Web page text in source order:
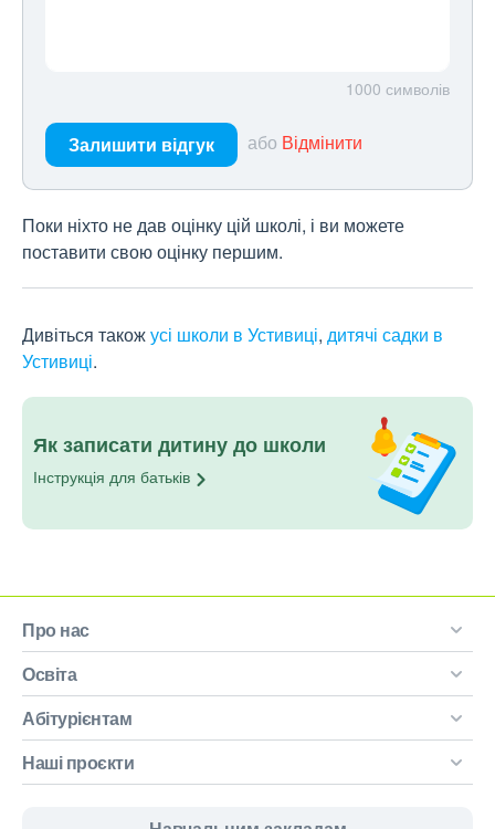
1000 символів
Залишити відгук або Відмінити
Поки ніхто не дав оцінку цій школі, і ви можете
поставити свою оцінку першим.
Дивіться такожусі школи в Устивиці, дитячі садки в
Устивиці.
Як записати дитину до школи
Інструкція для батьків
Про нас
Освіта
Абітурієнтам
Наші проєкти